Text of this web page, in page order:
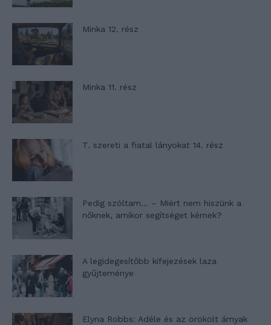
Minka 12. rész
Minka 11. rész
T. szereti a fiatal lányokat 14. rész
Pedig szóltam… – Miért nem hiszünk a
nőknek, amikor segítséget kérnek?
A legidegesítőbb kifejezések laza
gyűjteménye
Elyna Robbs: Adéle és az örökölt árnyak